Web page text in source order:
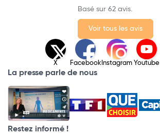
Basé sur 62 avis.
Voir tous les avis
X Facebook Instagram Youtube
La presse parle de nous
Restez informé !